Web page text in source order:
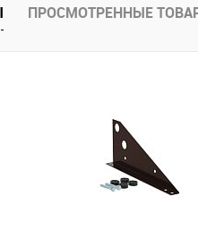
ПРОСМОТРЕННЫЕ